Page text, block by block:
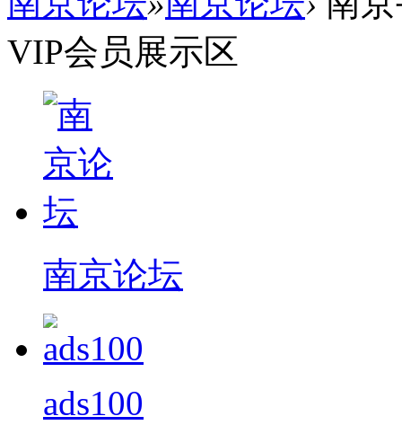
VIP会员展示区
南京论坛
ads100